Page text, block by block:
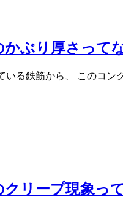
ぶり厚さって
いる鉄筋から、 このコ
リープ現象っ